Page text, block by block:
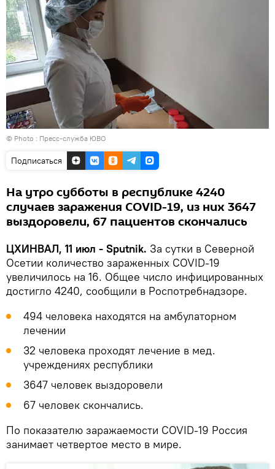
© Photo : Пресс-служба ЮВО
Подписаться
На утро субботы в республике 4240
случаев заражения COVID-19, из них 3647
выздоровели, 67 пациентов скончались
ЦХИНВАЛ, 11 июл - Sputnik. За сутки в Северной
Осетии количество зараженных COVID-19
увеличилось на 16. Общее число инфицированных
достигло 4240, сообщили в Роспотребнадзоре.
494 человека находятся на амбулаторном
лечении
32 человека проходят лечение в мед.
учреждениях республики
3647 человек выздоровели
67 человек скончались.
По показателю заражаемости COVID-19 Россия
занимает четвертое место в мире.